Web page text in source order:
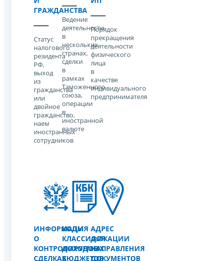
ГРАЖДАНСТВА
Статус
налогового
резидента
РФ,
выход
из
гражданства
или
двойное
гражданство,
наем
иностранных
сотрудников
Ведение
деятельности
в
нескольких
странах,
сделки
в
рамках
Таможенного
союза,
операции
в
иностранной
валюте
Порядок
прекращения
деятельности
физического
лица
в
качестве
индивидуального
предпринимателя
ИНФОРМАЦИЯ
О
КОНТРОЛИРУЕМЫХ
СДЕЛКАХ
КОДЫ
КЛАССИФИКАЦИИ
ДОХОДОВ
БЮДЖЕТОВ
АДРЕС
ДЛЯ
НАПРАВЛЕНИЯ
ДОКУМЕНТОВ